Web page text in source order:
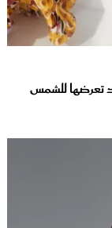
تعرضها للشمس